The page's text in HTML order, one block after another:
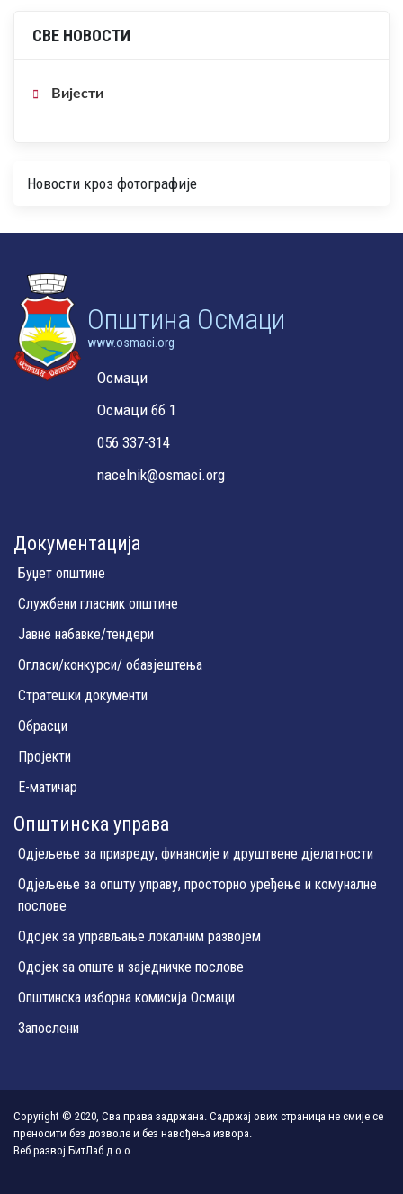
СВЕ НОВОСТИ
Вијести
Новости кроз фотографије
Oпштина Осмаци
www.osmaci.org
Осмаци
Осмаци бб 1
056 337-314
nacelnik@osmaci.org
Документација
Буџет општине
Службени гласник општине
Јавне набавке/тендери
Огласи/конкурси/ обавјештења
Стратешки документи
Обрасци
Пројекти
Е-матичар
Општинска управа
Одјељење за привреду, финансије и друштвене дјелатности
Одјељење за општу управу, просторно уређење и комуналне
послове
Одсјек за управљање локалним развојем
Одсјек за опште и заједничке послове
Општинска изборна комисија Осмаци
Запослени
Copyright © 2020, Сва права задржана. Садржај ових страница не смије се
преносити без дозволе и без навођења извора.
Веб развој БитЛаб д.о.о.